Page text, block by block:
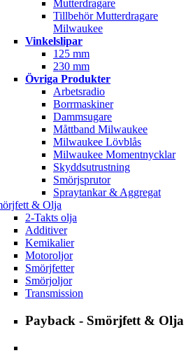
Mutterdragare
Tillbehör Mutterdragare
Milwaukee
Vinkelslipar
125 mm
230 mm
Övriga Produkter
Arbetsradio
Borrmaskiner
Dammsugare
Måttband Milwaukee
Milwaukee Lövblås
Milwaukee Momentnycklar
Skyddsutrustning
Smörjsprutor
Spraytankar & Aggregat
& Olja
2-Takts olja
Additiver
Kemikalier
Motoroljor
Smörjfetter
Smörjoljor
Transmission
Payback - Smörjfett & Olja